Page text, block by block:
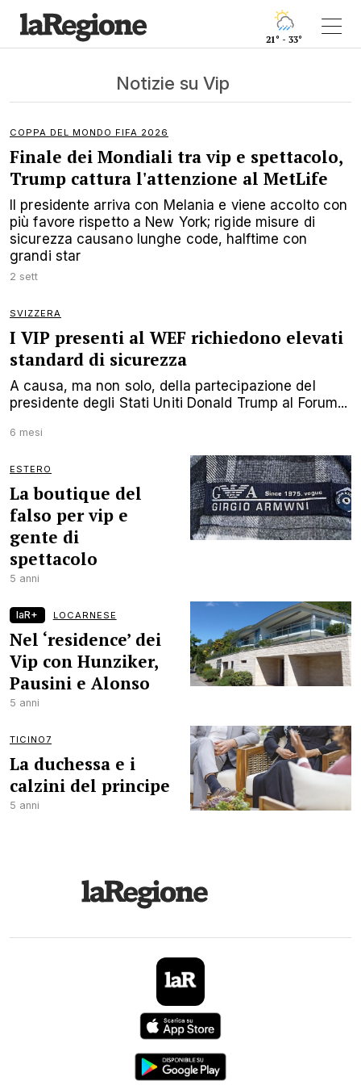
21° - 33°
Notizie su Vip
COPPA DEL MONDO FIFA 2026
Finale dei Mondiali tra vip e spettacolo,
Trump cattura l'attenzione al MetLife
Il presidente arriva con Melania e viene accolto con
più favore rispetto a New York; rigide misure di
sicurezza causano lunghe code, halftime con
grandi star
2 sett
SVIZZERA
I VIP presenti al WEF richiedono elevati
standard di sicurezza
A causa, ma non solo, della partecipazione del
presidente degli Stati Uniti Donald Trump al Forum...
6 mesi
ESTERO
La boutique del
falso per vip e
gente di
spettacolo
5 anni
laR+ LOCARNESE
Nel ‘residence’ dei
Vip con Hunziker,
Pausini e Alonso
5 anni
TICINO7
La duchessa e i
calzini del principe
5 anni